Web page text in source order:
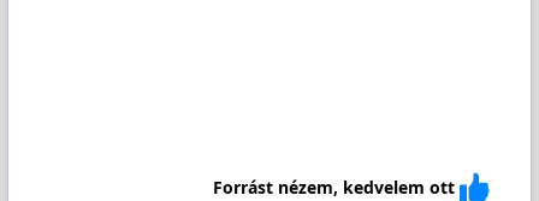
Forrást nézem, kedvelem ott